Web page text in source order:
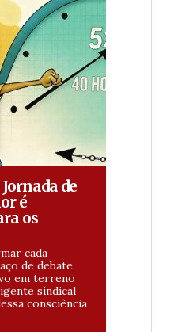
Jornada de
é
os
cada
de debate,
em terreno
sindical
consciência